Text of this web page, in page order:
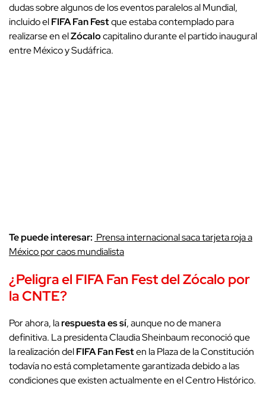
dudas sobre algunos de los eventos paralelos al Mundial,
incluido elFIFA Fan Festque estaba contemplado para
realizarse en elZócalocapitalino durante el partido inaugural
entre México y Sudáfrica.
Te puede interesar: Prensa internacional saca tarjeta roja a
México por caos mundialista
¿Peligra el FIFA Fan FestdelZócalopor
laCNTE?
Por ahora, larespuesta es sí, aunque no de manera
definitiva. La presidenta Claudia Sheinbaum reconoció que
la realización delFIFA Fan Festen la Plaza de la Constitución
todavía no está completamente garantizada debido a las
condiciones que existen actualmente en el Centro Histórico.